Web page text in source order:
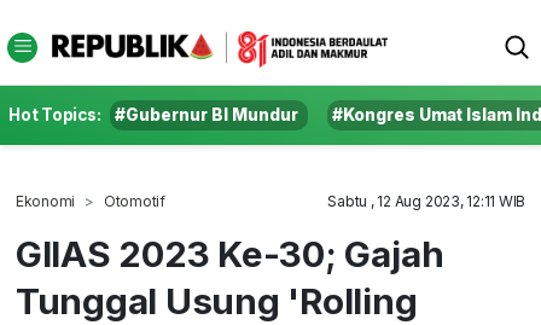
Hot Topics: #Gubernur BI Mundur #Kongres Umat Islam
Ekonomi Otomotif Sabtu , 12 Aug 2023, 12:11 WIB
GIIAS 2023 Ke-30; Gajah
Tunggal Usung 'Rolling